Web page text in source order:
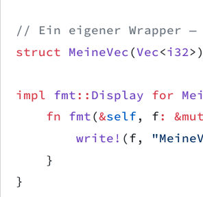
// Ein eigener Wrapper —
struct MeineVec(Vec<i32
impl fmt:: Display for
    fn
fmt(&self, f: &mut
        write!
(f,
    }
}